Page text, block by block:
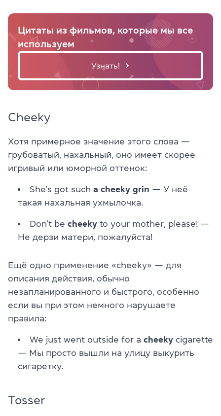
Цитаты из фильмов, которые мы все
используем
Узнать!
Cheeky
Хотя примерное значение этого слова —
грубоватый, нахальный, оно имеет скорее
игривый или юморной оттенок:
She’s got such a cheeky grin — У неё
такая нахальная ухмылочка.
Don’t be cheeky to your mother, please! —
Не дерзи матери, пожалуйста!
Ещё одно применение «cheeky» — для
описания действия, обычно
незапланированного и быстрого, особенно
если вы при этом немного нарушаете
правила:
We just went outside for a cheeky cigarette
— Мы просто вышли на улицу выкурить
сигаретку.
Tosser